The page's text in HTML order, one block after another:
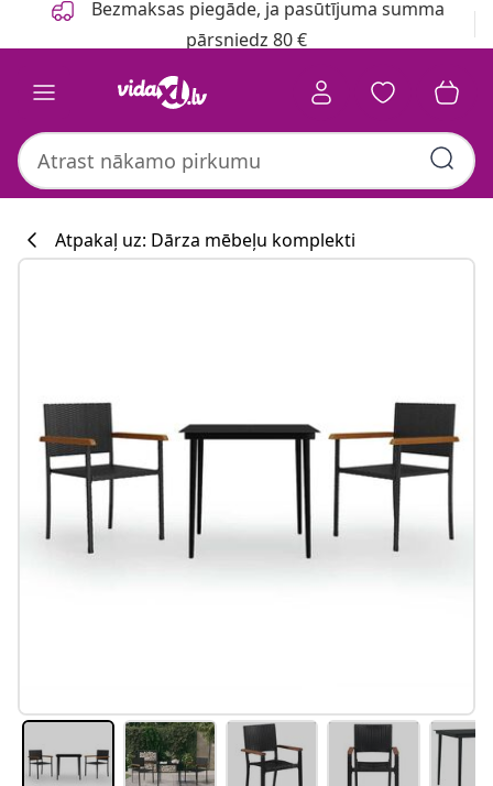
Bezmaksas piegāde, ja pasūtījuma summa
pārsniedz 80 €
Atpakaļ uz: Dārza mēbeļu komplekti